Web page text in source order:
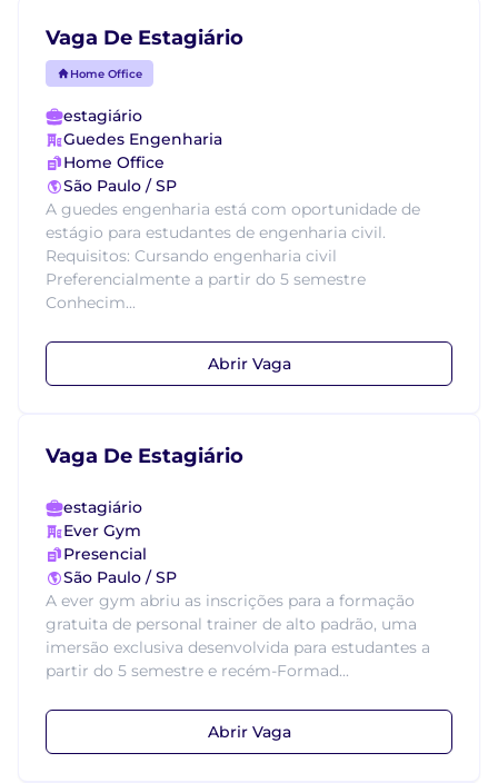
Vaga De Estagiário
Home Office
estagiário
Guedes Engenharia
Home Office
São Paulo / SP
A guedes engenharia está com oportunidade de
estágio para estudantes de engenharia civil.
Requisitos: Cursando engenharia civil
Preferencialmente a partir do 5 semestre
Conhecim...
Abrir Vaga
Vaga De Estagiário
estagiário
Ever Gym
Presencial
São Paulo / SP
A ever gym abriu as inscrições para a formação
gratuita de personal trainer de alto padrão, uma
imersão exclusiva desenvolvida para estudantes a
partir do 5 semestre e recém-Formad...
Abrir Vaga